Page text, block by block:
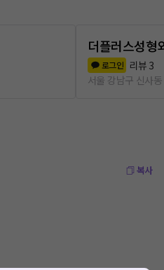
더플러스성형
로그인 리뷰 3
서울 강남구 신사동
복사